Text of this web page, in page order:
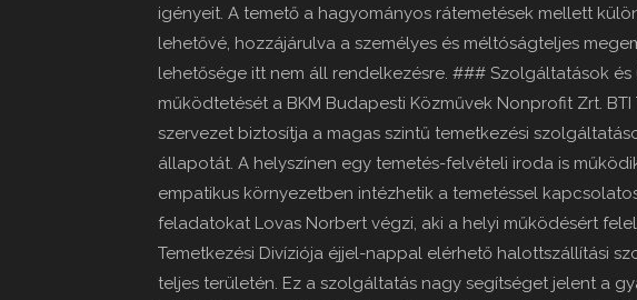
igényeit. A temető a hagyományos rátemetések mellett
lehetővé, hozzájárulva a személyes és méltóságteljes
lehetősége itt nem áll rendelkezésre. ### Szolgáltatások és
működtetését a BKM Budapesti Közművek Nonprofit Zrt. BTI
szervezet biztosítja a magas szintű temetkezési
állapotát. A helyszínen egy temetés-felvételi iroda is
empatikus környezetben intézhetik a temetéssel
feladatokat Lovas Norbert végzi, aki a helyi működésért
Temetkezési Divíziója éjjel-nappal elérhető halottszállítási
teljes területén. Ez a szolgáltatás nagy segítséget jelent a